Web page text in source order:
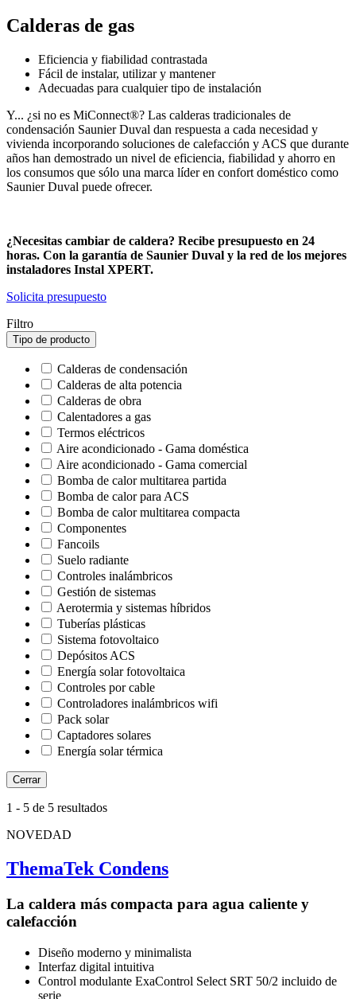
Calderas de gas
Eficiencia y fiabilidad contrastada
Fácil de instalar, utilizar y mantener
Adecuadas para cualquier tipo de instalación
Y... ¿si no es MiConnect®? Las calderas tradicionales de
condensación Saunier Duval dan respuesta a cada necesidad y
vivienda incorporando soluciones de calefacción y ACS que durante
años han demostrado un nivel de eficiencia, fiabilidad y ahorro en
los consumos que sólo una marca líder en confort doméstico como
Saunier Duval puede ofrecer.
¿Necesitas cambiar de caldera? Recibe presupuesto en 24
horas. Con la garantía de Saunier Duval y la red de los mejores
instaladores Instal XPERT.
Solicita presupuesto
Filtro
Tipo de producto
Calderas de condensación
Calderas de alta potencia
Calderas de obra
Calentadores a gas
Termos eléctricos
Aire acondicionado - Gama doméstica
Aire acondicionado - Gama comercial
Bomba de calor multitarea partida
Bomba de calor para ACS
Bomba de calor multitarea compacta
Componentes
Fancoils
Suelo radiante
Controles inalámbricos
Gestión de sistemas
Aerotermia y sistemas híbridos
Tuberías plásticas
Sistema fotovoltaico
Depósitos ACS
Energía solar fotovoltaica
Controles por cable
Controladores inalámbricos wifi
Pack solar
Captadores solares
Energía solar térmica
Cerrar
1 - 5 de 5 resultados
NOVEDAD
ThemaTek Condens
La caldera más compacta para agua caliente y
calefacción
Diseño moderno y minimalista
Interfaz digital intuitiva
Control modulante ExaControl Select SRT 50/2 incluido de
serie